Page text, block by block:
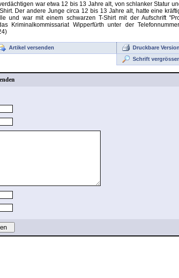
war etwa 12 bis 13 Jahre alt, von schlanker Statur
Der andere Junge circa 12 bis 13 Jahre alt, hatte eine
und war mit einem schwarzen T-Shirt mit der Aufschrift
Kriminalkommissariat Wipperfürth unter der
Artikel versenden
Druckbare Version
Schrift